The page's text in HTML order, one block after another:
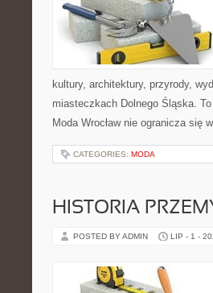
kultury, architektury, przyrody,
miasteczkach Dolnego Śląska.
Moda Wrocław nie ogranicza się
CATEGORIES: MODA
HISTORIA
POSTED BY ADMIN LIP - 1 -